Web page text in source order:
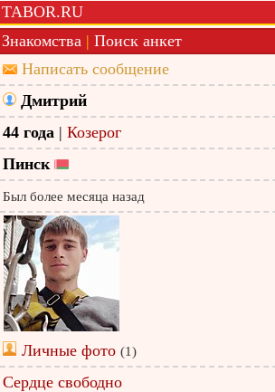
TABOR.RU
Знакомства | Поиск анкет
Написать сообщение
Дмитрий
44 года | Козерог
Пинск
Был более месяца назад
Личные фото (1)
Сердце свободно